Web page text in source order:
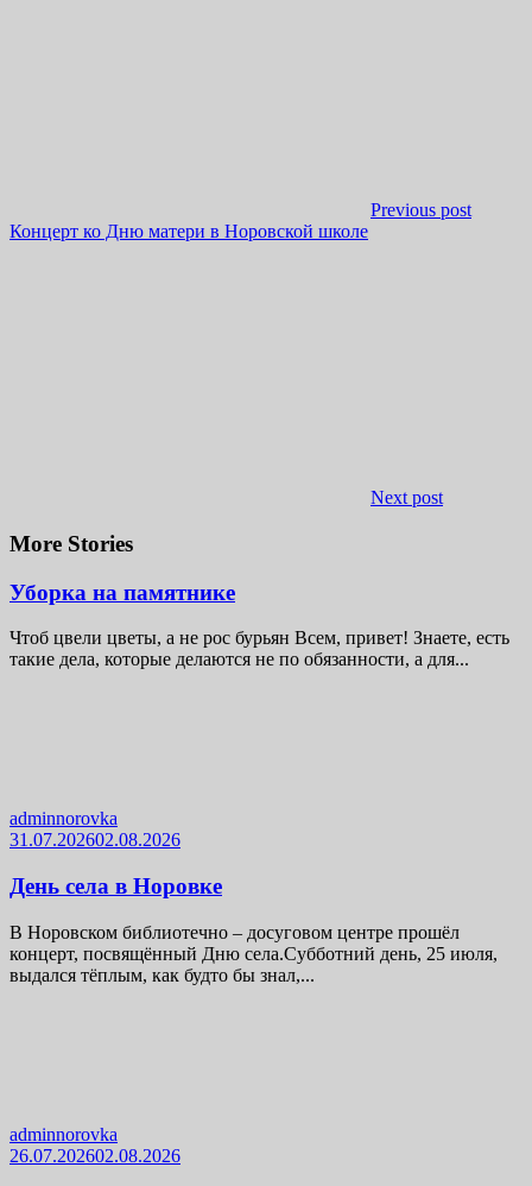
Previous post
Концерт ко Дню матери в Норовской школе
Next post
More Stories
Уборка на памятнике
Чтоб цвели цветы, а не рос бурьян Всем, привет! Знаете, есть
такие дела, которые делаются не по обязанности, а для...
adminnorovka
31.07.202602.08.2026
День села в Норовке
В Норовском библиотечно – досуговом центре прошёл
концерт, посвящённый Дню села.Субботний день, 25 июля,
выдался тёплым, как будто бы знал,...
adminnorovka
26.07.202602.08.2026